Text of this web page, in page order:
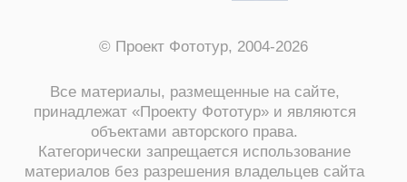
© Проект Фототур, 2004-2026
Все материалы, размещенные на сайте,
принадлежат «Проекту Фототур» и являются
объектами авторского права.
Категорически запрещается использование
материалов без разрешения владельцев сайта